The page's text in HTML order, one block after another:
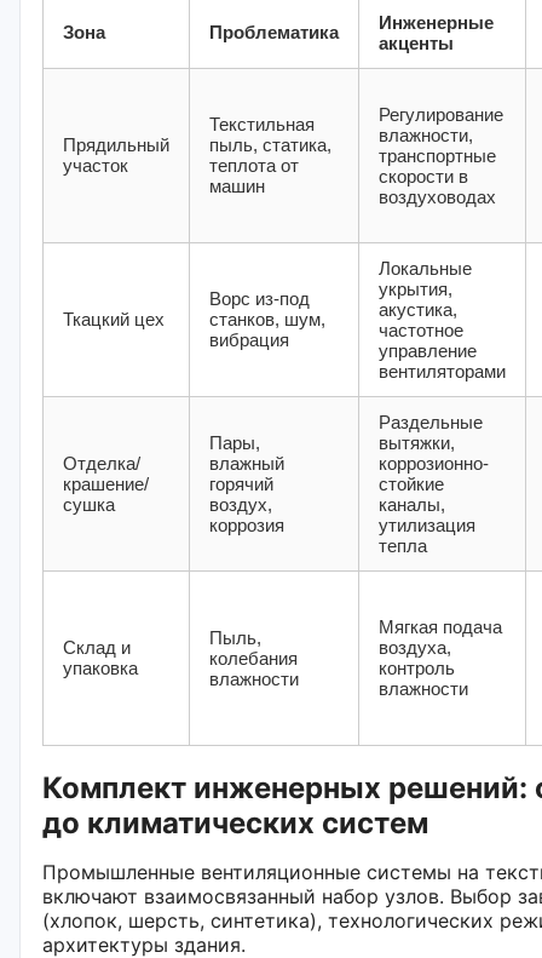
Зона Проблематика
Инженерные
акценты
Прядильный
участок
Текстильная
пыль, статика,
теплота от
машин
Регулирование
влажности,
транспортные
скорости в
воздуховодах
Ткацкий цех
Ворс из-под
станков, шум,
вибрация
Локальные
укрытия,
акустика,
частотное
управление
вентиляторами
Отделка/
крашение/
сушка
Пары,
влажный
горячий
воздух,
коррозия
Раздельные
вытяжки,
коррозионно-
стойкие
каналы,
утилизация
тепла
Склад и
упаковка
Пыль,
колебания
влажности
Мягкая подача
воздуха,
контроль
влажности
Комплект инженерных решений:
до климатических систем
Промышленные вентиляционные системы на
включают взаимосвязанный набор узлов. Выбор
(хлопок, шерсть, синтетика), технологических
архитектуры здания.